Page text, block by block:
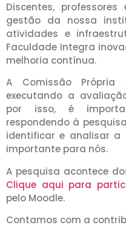
Discentes,
gestão da nossa
atividades e
Faculdade Integra
melhoria contínua.
A Comissão Própria
executando a
por isso, é
respondendo à
identificar e analisar a
importante para nós.
A pesquisa acontece
Clique aqui para
pelo Moodle.
Contamos com a